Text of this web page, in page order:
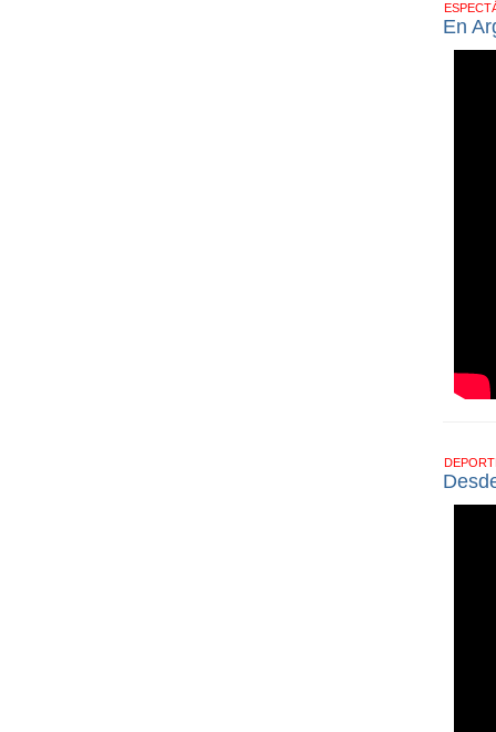
En